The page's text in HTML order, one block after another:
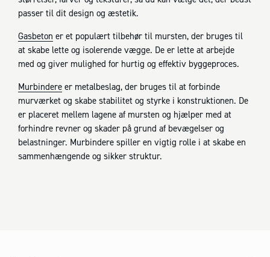
passer til dit design og æstetik.
Gasbeton er et populært tilbehør til mursten, der bruges til
at skabe lette og isolerende vægge. De er lette at arbejde
med og giver mulighed for hurtig og effektiv byggeproces.
Murbindere er metalbeslag, der bruges til at forbinde
murværket og skabe stabilitet og styrke i konstruktionen. De
er placeret mellem lagene af mursten og hjælper med at
forhindre revner og skader på grund af bevægelser og
belastninger. Murbindere spiller en vigtig rolle i at skabe en
sammenhængende og sikker struktur.